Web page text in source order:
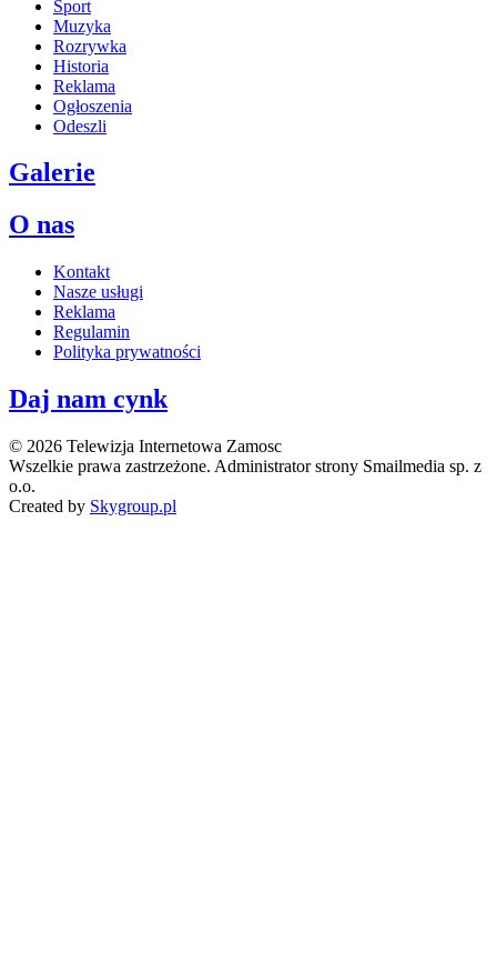
Sport
Muzyka
Rozrywka
Historia
Reklama
Ogłoszenia
Odeszli
Galerie
O nas
Kontakt
Nasze usługi
Reklama
Regulamin
Polityka prywatności
Daj nam cynk
© 2026 Telewizja Internetowa Zamosc
Wszelkie prawa zastrzeżone. Administrator strony Smailmedia sp. z
o.o.
Created by Skygroup.pl